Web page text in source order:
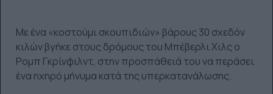
Με ένα «κοστούμι σκουπιδιών» βάρους 30 σχεδόν
κιλών βγήκε στους δρόμους του Μπέβερλι Χιλς ο
Ρομπ Γκρίνφιλντ, στην προσπάθειά του να περάσει
ένα ηχηρό μήνυμα κατά της υπερκατανάλωσης.